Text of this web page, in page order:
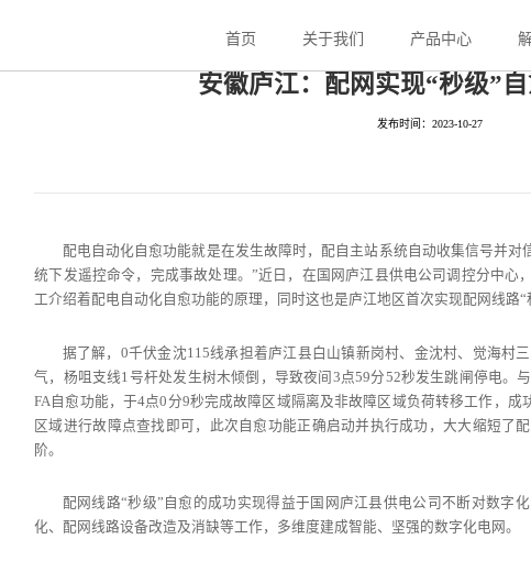
首页 关于我们 产品中心
安徽庐江：配网实现“秒级”
发布时间：2023-10-27
配电自动化自愈功能就是在发生故障时，配自主站系统自动收集信号并
统下发遥控命令，完成事故处理。”近日，在国网庐江县供电公司调控分中
工介绍着配电自动化自愈功能的原理，同时这也是庐江地区首次实现配网线路“
据了解，0千伏金沈115线承担着庐江县白山镇新岗村、金沈村、觉海村
气，杨咀支线1号杆处发生树木倾倒，导致夜间3点59分52秒发生跳闸停电。
FA自愈功能，于4点0分9秒完成故障区域隔离及非故障区域负荷转移工作，
区域进行故障点查找即可，此次自愈功能正确启动并执行成功，大大缩短了
阶。
配网线路“秒级”自愈的成功实现得益于国网庐江县供电公司不断对数字
化、配网线路设备改造及消缺等工作，多维度建成智能、坚强的数字化电网。